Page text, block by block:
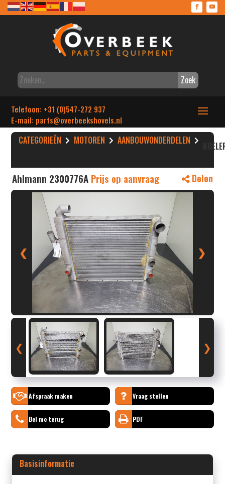
Zoek
Telefoon: +31 (0)547-272 937
E-mail: parts@overbeekshovels.nl
CATEGORIEËN MOTOREN AANBOUWONDERDELEN
Ahlmann 2300776A Prijs op aanvraag Delen
❮ ❯
❮ ❯
Afspraak maken Vraag stellen
Bel me terug PDF
Basisinformatie